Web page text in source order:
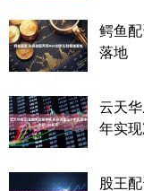
鳄鱼
落地
云天
年实
股王